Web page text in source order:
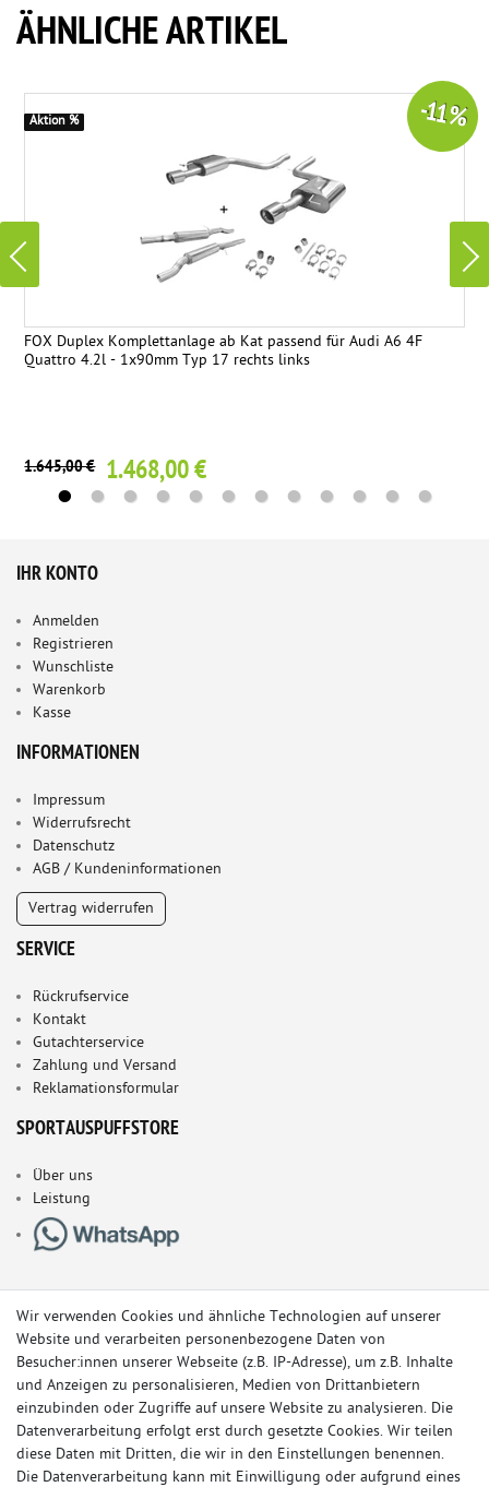
ÄHNLICHE ARTIKEL
FOX Duplex Komplettanlage ab Kat passend für Audi A6 4F
Quattro 4.2l - 1x90mm Typ 17 rechts links
1.645,00 € 1.468,00 €
-11 %
Aktion %
IHR KONTO
Anmelden
Registrieren
Wunschliste
Warenkorb
Kasse
INFORMATIONEN
Impressum
Widerrufsrecht
Datenschutz
AGB / Kundeninformationen
Vertrag widerrufen
SERVICE
Rückrufservice
Kontakt
Gutachterservice
Zahlung und Versand
Reklamationsformular
SPORTAUSPUFFSTORE
Über uns
Leistung
Wir verwenden Cookies und ähnliche Technologien auf unserer
Website und verarbeiten personenbezogene Daten von
Besucher:innen unserer Webseite (z.B. IP-Adresse), um z.B. Inhalte
und Anzeigen zu personalisieren, Medien von Drittanbietern
einzubinden oder Zugriffe auf unsere Website zu analysieren. Die
Datenverarbeitung erfolgt erst durch gesetzte Cookies. Wir teilen
diese Daten mit Dritten, die wir in den Einstellungen benennen.
Die Datenverarbeitung kann mit Einwilligung oder aufgrund eines